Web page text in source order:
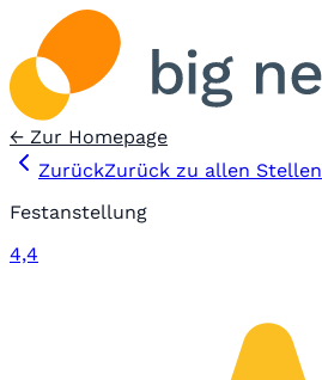
← Zur Homepage
ZurückZurück zu allen Stellen
Festanstellung
4,4